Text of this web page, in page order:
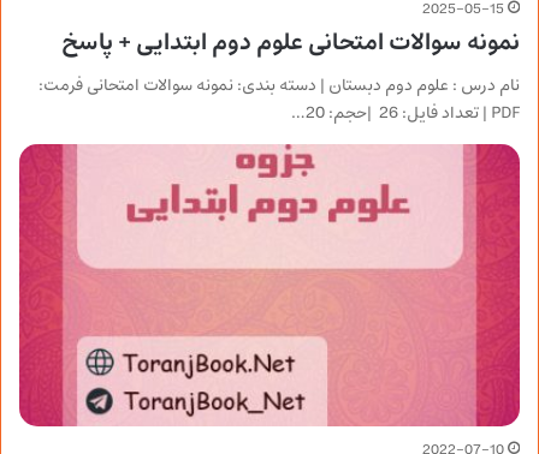
2025-05-15
نمونه سوالات امتحانی علوم دوم ابتدایی + پاسخ
نام درس : علوم دوم دبستان | دسته بندی: نمونه سوالات امتحانی فرمت:
PDF | تعداد فایل: 26 |حجم: 20…